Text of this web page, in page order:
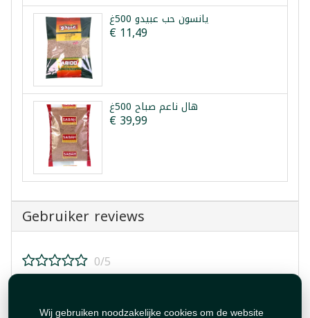
Wij gebruiken noodzakelijke cookies om de website
يانسون حب عبيدو 500غ
€ 11,49
هال ناعم صباح 500غ
€ 39,99
Gebruiker reviews
0/5